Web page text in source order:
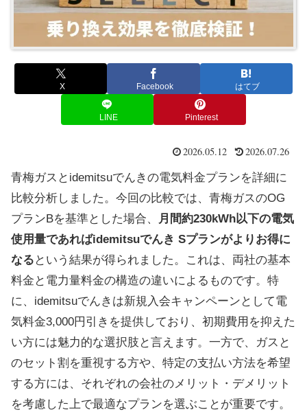
X Facebook はてブ
LINE Pinterest
2026.05.12
2026.07.26
青梅ガスとidemitsuでんきの電気料金プランを詳細に
比較分析しました。今回の比較では、青梅ガスのOG
プランBを基準とした場合、
月間約230kWh以下の電気
使用量であればidemitsuでんき Sプランがよりお得に
なる という結果が得られました。これは、両社の基本
料金と電力量料金の構造の違いによるものです。特
に、idemitsuでんきは新規入会キャンペーンとして電
気料金3,000円引きを提供しており、初期費用を抑えた
い方には魅力的な選択肢と言えます。一方で、ガスと
のセット割を重視する方や、特定の支払い方法を希望
する方には、それぞれの会社のメリット・デメリット
を考慮した上で最適なプランを選ぶことが重要です。